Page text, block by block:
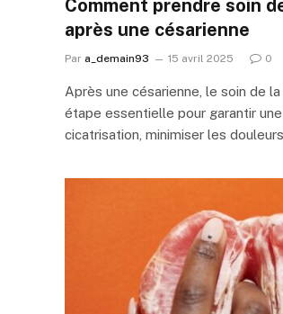
Comment prendre soin
après une césarienne
Par a_demain93 15 avril 2025 0
Après une césarienne, le soin de
étape essentielle pour garantir
cicatrisation, minimiser les